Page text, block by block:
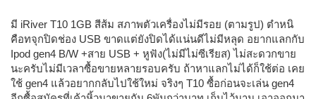
มี iRiver T10 1GB สีส้ม สภาพตัวเครื่องไม่มีรอย (ตามรูป) ตำหนิ
คือทจุกปิดช่อง USB ขาดแต่ยังปิดได้แน่นดีไม่มีหลุด อยากแลกกับ
Ipod gen4 B/W +สาย USB + หูฟัง(ไม่มีไม่ซีเรียส) ไม่สะดวกขาย
นะครับไม่มีเวลาซื้อขายหลายรอบครับ ถ้าหาแลกไม่ได้ก็ใช้ต่อ เคย
ใช้ gen4 แล้วอยากกลับไปใช้ใหม่ จริงๆ T10 ซื้อก่อนจะเล่น gen4